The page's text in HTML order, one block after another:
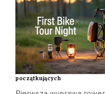
początkujących